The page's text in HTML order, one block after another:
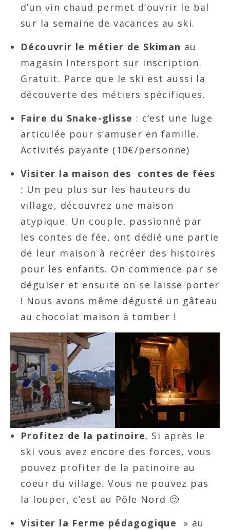
d’un vin chaud permet d’ouvrir le bal
sur la semaine de vacances au ski.
Découvrir le métier de Skiman au
magasin Intersport sur inscription.
Gratuit. Parce que le ski est aussi la
découverte des métiers spécifiques.
Faire du Snake-glisse : c’est une luge
articulée pour s’amuser en famille.
Activités payante (10€/personne)
Visiter la maison des
contes de fées
: Un peu plus sur les hauteurs du
village, découvrez une maison
atypique. Un couple, passionné par
les contes de fée, ont dédié une partie
de leur maison à recréer des histoires
pour les enfants. On commence par se
déguiser et ensuite on se laisse porter
! Nous avons même dégusté un gâteau
au chocolat maison à tomber !
Profitez de la patinoire. Si après le
ski vous avez encore des forces, vous
pouvez profiter de la patinoire au
coeur du village. Vous ne pouvez pas
la louper, c’est au Pôle Nord 🙂
Visiter la Ferme pédagogique » au